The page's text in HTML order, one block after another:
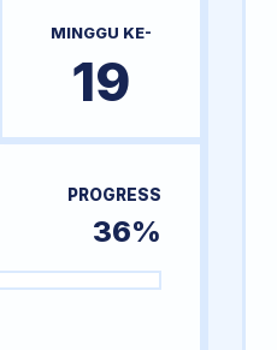
MINGGU KE-
19
PROGRESS
36%